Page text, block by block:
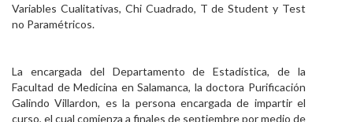
Variables Cualitativas, Chi Cuadrado, T de Student y Test
no Paramétricos.
La encargada del Departamento de Estadística, de la
Facultad de Medicina en Salamanca, la doctora Purificación
Galindo Villardon, es la persona encargada de impartir el
curso, el cual comienza a finales de septiembre por medio de